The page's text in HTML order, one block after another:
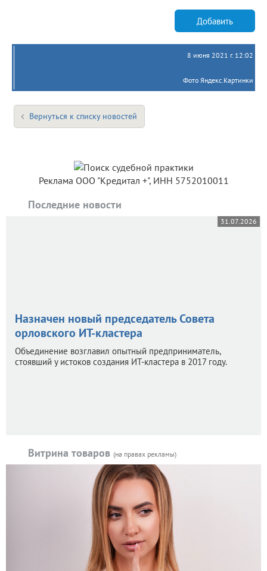
Добавить
8 июня 2021 г. 12:02
Фото Яндекс.Картинки
Вернуться к списку новостей
Реклама ООО "Кредитал +", ИНН 5752010011
Последние новости
31.07.2026
Назначен новый председатель Совета
орловского ИТ-кластера
Объединение возглавил опытный предприниматель,
стоявший у истоков создания ИТ-кластера в 2017 году.
Витрина товаров (на правах рекламы)